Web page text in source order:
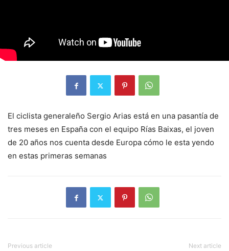
El ciclista generaleño Sergio Arias está en una pasantía de
tres meses en España con el equipo Rías Baixas, el joven
de 20 años nos cuenta desde Europa cómo le esta yendo
en estas primeras semanas
Previous article Next article